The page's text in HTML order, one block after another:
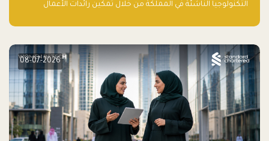
العربية السعودية
التكنولوجيا الناشئة في المملكة من خلال تمكين رائدات الأعمال
08-07-2026